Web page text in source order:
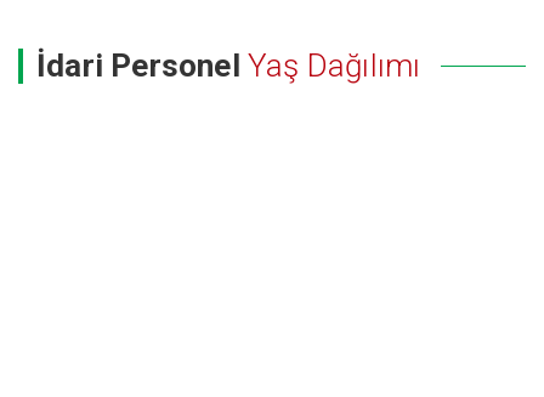
İdari Personel Yaş Dağılımı